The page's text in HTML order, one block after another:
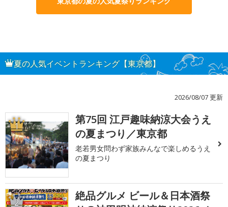
夏の人気イベントランキング【東京都】
2026/08/07 更新
1
第75回 江戸趣味納涼大会うえ
の夏まつり／東京都
老若男女問わず家族みんなで楽しめるうえ
の夏まつり
2
絶品グルメ ビール＆日本酒祭